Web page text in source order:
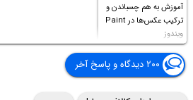
آموزش به هم چسباندن و
ترکیب عکس‌ها در Paint
ویندوز
۲۰۰ دیدگاه و پاسخ آخر